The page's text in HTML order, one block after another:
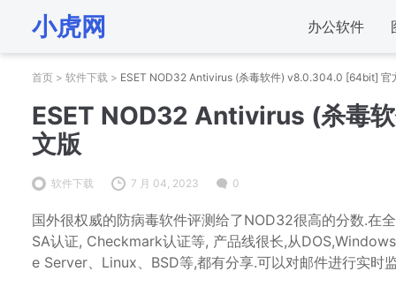
小虎网 办公软件
首页 > 软件下载 > ESET NOD32 Antivirus (杀毒软件) v8.0.304.0 [64bit] 官
ESET NOD32 Antivirus (杀毒
文版
软件下载 7 月 04, 2023 0
国外很权威的防病毒软件评测给了NOD32很高的分数.
SA认证, Checkmark认证等, 产品线很长,从
e Server、Linux、BSD等,都有分享.可以对邮件进行实时